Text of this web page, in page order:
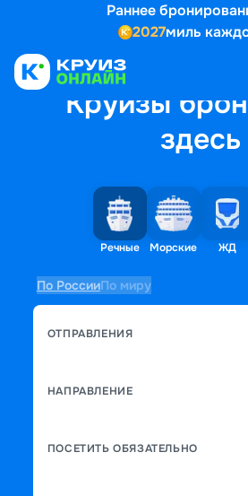
Раннее
2027миль
Круизы
здесь
Речные Морские ЖД
По РоссииПо миру
ОТПРАВЛЕНИЯ
НАПРАВЛЕНИЕ
ПОСЕТИТЬ ОБЯЗАТЕЛЬНО